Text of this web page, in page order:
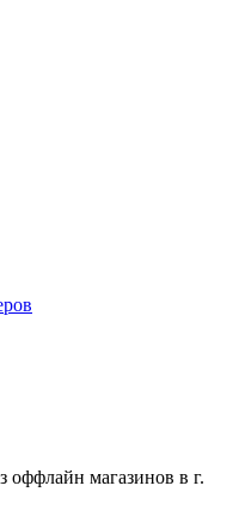
оффлайн магазинов в г.